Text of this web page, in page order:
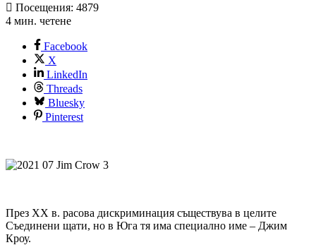
Посещения: 4879
4 мин. четене
Facebook
X
LinkedIn
Threads
Bluesky
Pinterest
През ХХ в. расова дискриминация съществува в целите
Съединени щати, но в Юга тя има специално име – Джим
Кроу.